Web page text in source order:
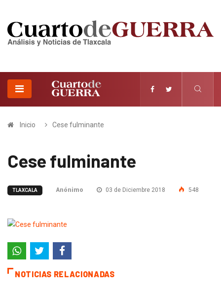
Inicio Cese fulminante
Cese fulminante
TLAXCALA Anónimo 03 de Diciembre 2018 548
NOTICIAS RELACIONADAS